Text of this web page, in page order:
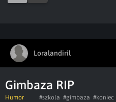
Loralandiril
Gimbaza RIP
Humor #szkola #gimbaza #koniec